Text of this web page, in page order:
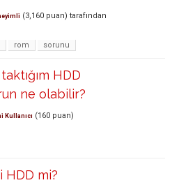
(3,160 puan) tarafından
rom sorunu
HDD
ne olabilir?
Kullanıcı (160 puan)
HDD mi?